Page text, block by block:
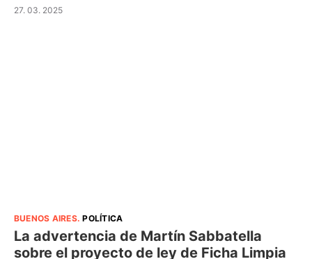
27. 03. 2025
BUENOS AIRES.POLÍTICA
La advertencia de Martín Sabbatella
sobre el proyecto de ley de Ficha Limpia